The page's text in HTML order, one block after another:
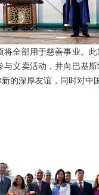
部用于慈善事业。此
义卖活动，并向巴基
的深厚友谊，同时对中